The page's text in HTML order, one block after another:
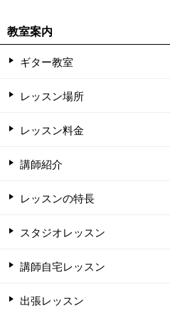
教室案内
ギター教室
レッスン場所
レッスン料金
講師紹介
レッスンの特長
スタジオレッスン
講師自宅レッスン
出張レッスン